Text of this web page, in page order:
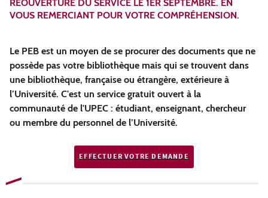
RÉOUVERTURE DU SERVICE LE 1ER SEPTEMBRE. EN
VOUS REMERCIANT POUR VOTRE COMPRÉHENSION.
Le PEB est un moyen de se procurer des documents que ne
possède pas votre bibliothèque mais qui se trouvent dans
une bibliothèque, française ou étrangère, extérieure à
l’Université. C'est un service gratuit ouvert à la
communauté de l'UPEC : étudiant, enseignant, chercheur
ou membre du personnel de l’Université.
EFFECTUER VOTRE DEMANDE